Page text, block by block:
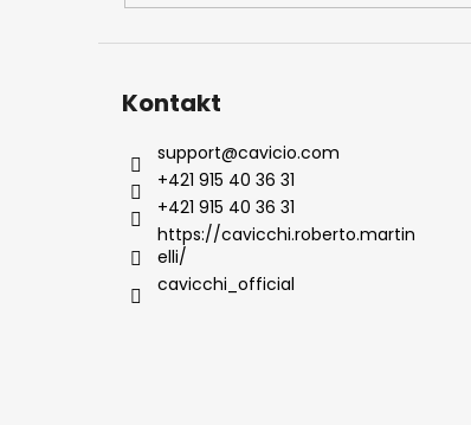
Kontakt
support@cavicio.com
+421 915 40 36 31
+421 915 40 36 31
https://cavicchi.roberto.martin
elli/
cavicchi_official